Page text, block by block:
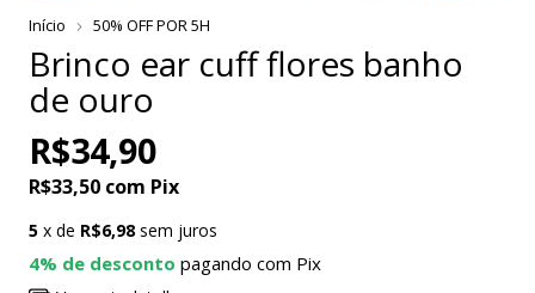
Início 50% OFF POR 5H
Brinco ear cuff flores banho
de ouro
R$34,90
R$33,50 com Pix
5 x de R$6,98 sem juros
4% de desconto pagando com Pix